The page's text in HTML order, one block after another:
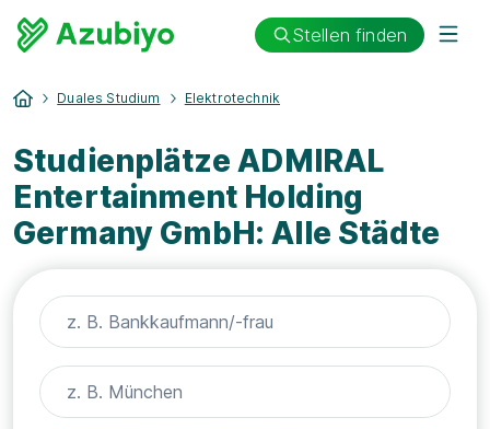
Stellen finden
Duales Studium Elektrotechnik
Studienplätze ADMIRAL
Entertainment Holding
Germany GmbH: Alle Städte